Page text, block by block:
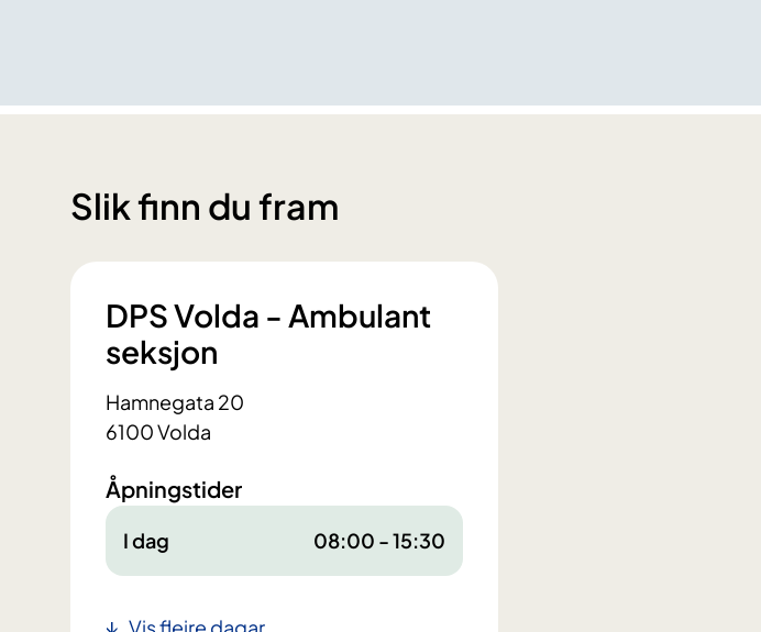
Slik finn du fram
DPS Volda - Ambulant
seksjon
Hamnegata 20
6100 Volda
Åpningstider
I dag 08:00 - 15:30